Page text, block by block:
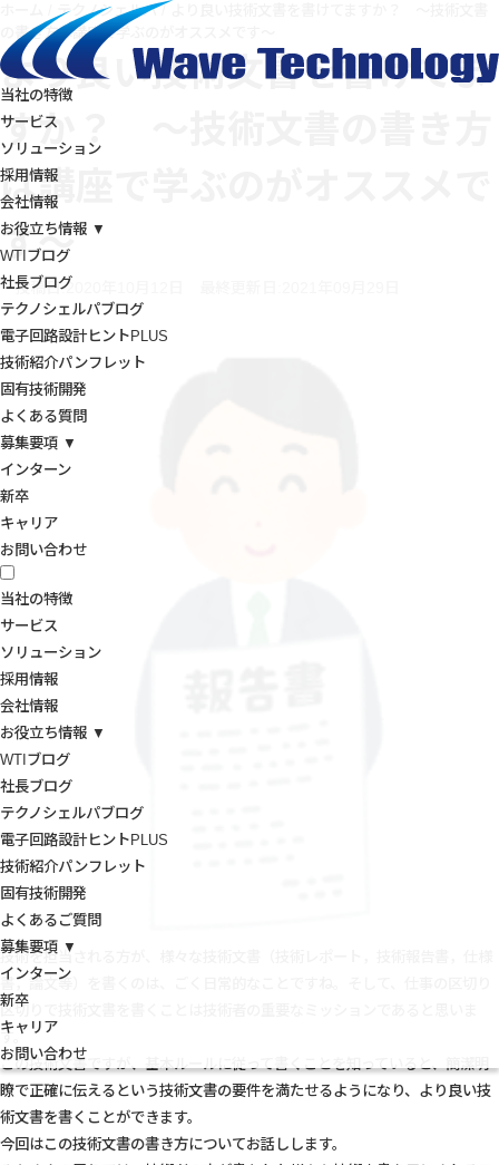
当社の特徴
サービス
ソリューション
採用情報
会社情報
お役立ち情報 ▼
WTIブログ
社長ブログ
テクノシェルパブログ
電子回路設計ヒントPLUS
技術紹介パンフレット
固有技術開発
よくある質問
募集要項 ▼
インターン
新卒
キャリア
お問い合わせ
当社の特徴
サービス
ソリューション
採用情報
会社情報
お役立ち情報 ▼
WTIブログ
社長ブログ
テクノシェルパブログ
電子回路設計ヒントPLUS
技術紹介パンフレット
固有技術開発
よくあるご質問
募集要項 ▼
インターン
新卒
キャリア
お問い合わせ
テクノシェルパ /
の書き方は講座で学ぶのがオススメです～
より良い技術文書を書けてま
すか？ ～技術文書の書き方
は講座で学ぶのがオススメで
す～
投稿日:2020年10月12日
技術を担当される方が、様々な技術文書（技術レポート，技術報告書，仕様
書，論文等）を書くのは、ごく日常的なことですね。そして、仕事の区切り
区切りで技術文書を書くことは技術者の重要なミッションであると思いま
す。
この技術文書ですが、基本ルールに従って書くことを知っていると、簡潔明
瞭で正確に伝えるという技術文書の要件を満たせるようになり、より良い技
術文書を書くことができます。
今回はこの技術文書の書き方についてお話しします。